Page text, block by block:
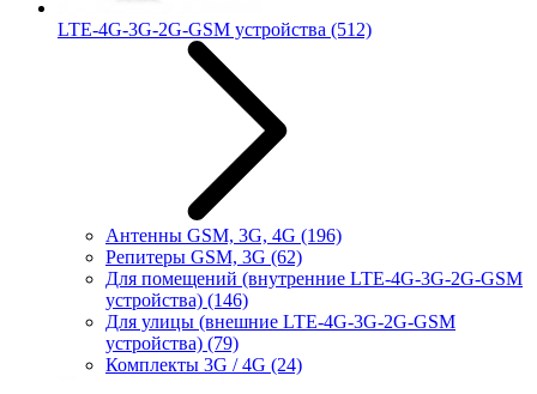
LTE-4G-3G-2G-GSM устройства (512)
Антенны GSM, 3G, 4G (196)
Репитеры GSM, 3G (62)
Для помещений (внутренние LTE-4G-3G-2G-GSM
устройства) (146)
Для улицы (внешние LTE-4G-3G-2G-GSM
устройства) (79)
Комплекты 3G / 4G (24)